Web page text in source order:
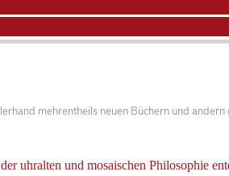
mehrentheils neuen Büchern und
uhralten und mosaischen Philosophie